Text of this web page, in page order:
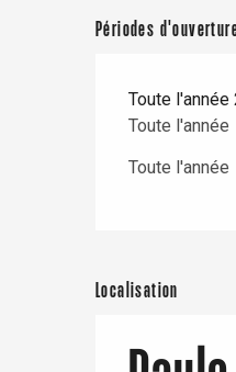
Périodes
Toute l'année
Toute l'année
Toute l'année
Localisation